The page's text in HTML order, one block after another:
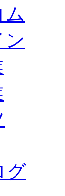
ン
グ